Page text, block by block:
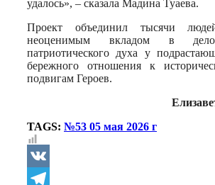
удалось», – сказала Мадина Туаева.
Проект объединил тысячи
неоценимым вкладом в дело
патриотического духа у
бережного отношения к
подвигам Героев.
TAGS: №53 05 мая 2026 г
VK